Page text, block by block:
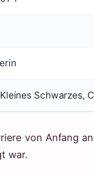
Schwarzes,
von Anfang
war.